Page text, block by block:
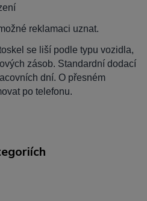
reklamaci uznat.
se liší podle typu vozidla,
zásob. Standardní dodací
dní. O přesném
po telefonu.